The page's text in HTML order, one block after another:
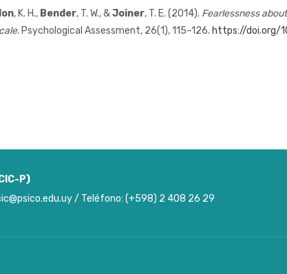
, K. H., Bender, T. W., &Joiner, T. E. (2014). Fearlessness
. Psychological Assessment, 26(1), 115–126. https://doi.org/
P)
/ Teléfono: (+598) 2 408 26 29